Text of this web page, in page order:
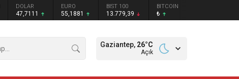
DOLAR
47,7111
EURO
55,1881
BIST 100
13.779,39
BITCOIN
₺
Gaziantep, 26°C
Açık